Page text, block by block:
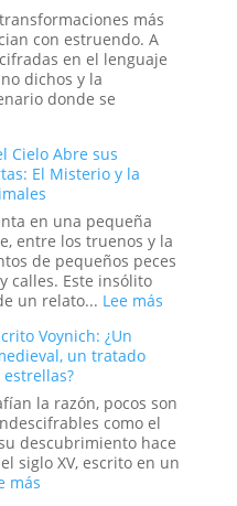
o
el
Sueño
de
un
Espía?
más
con estruendo. A
en el lenguaje
dichos y la
donde se
Cielo Abre sus
El Misterio y la
en una pequeña
entre los truenos y la
de pequeños peces
calles. Este insólito
un relato... Lee más:
sus
El
Misterio
Voynich: ¿Un
un tratado
la razón, pocos son
como el
descubrimiento hace
siglo XV, escrito en un
más: